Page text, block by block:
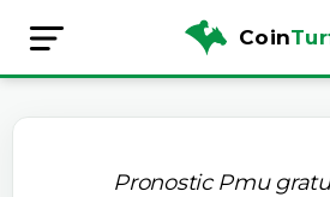
Coin
Pronostic Pmu